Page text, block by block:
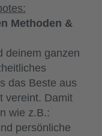
Methoden &
deinem ganzen
das Beste aus
vereint. Damit
wie z.B.:
persönliche